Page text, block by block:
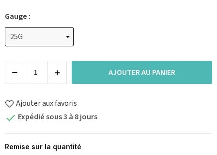
Gauge :
AJOUTER AU PANIER
Ajouter aux favoris
 Expédié sous 3 à 8 jours
Remise sur la quantité